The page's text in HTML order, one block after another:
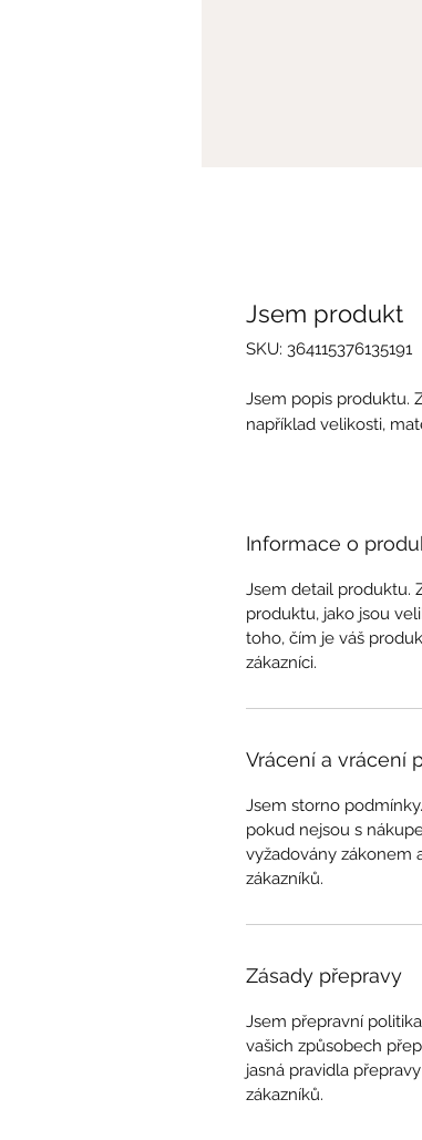
Jsem produkt
SKU: 364115376135191
Jsem popis produktu.
například velikosti,
Informace o
Jsem detail produktu.
produktu, jako jsou
toho, čím je váš
zákazníci.
Vrácení a vrácení
Jsem storno
pokud nejsou s
vyžadovány zákonem
zákazníků.
Zásady přepravy
Jsem přepravní
vašich způsobech
jasná pravidla
zákazníků.